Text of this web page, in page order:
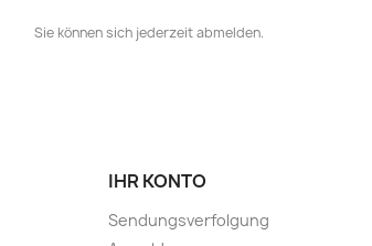
Sie können sich jederzeit abmelden.
IHR KONTO
Sendungsverfolgung